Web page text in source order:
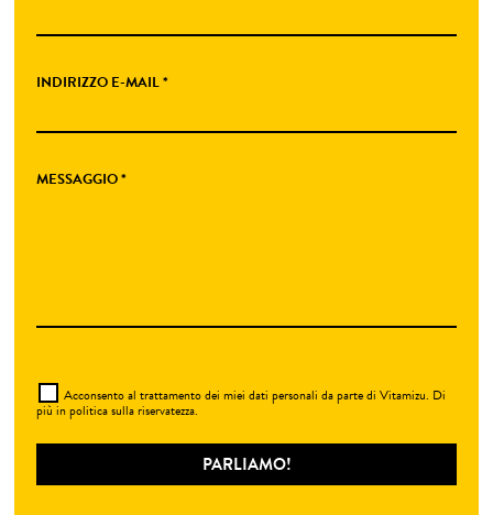
INDIRIZZO E-MAIL *
MESSAGGIO *
Acconsento al trattamento dei miei dati personali da parte di Vitamizu. Di
più inpolitica sulla riservatezza.